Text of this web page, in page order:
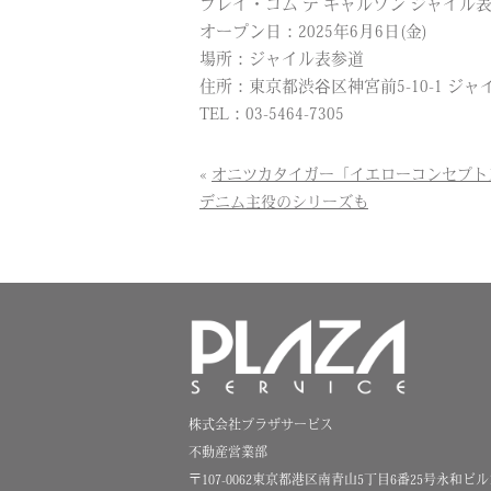
プレイ・コム デ ギャルソン ジャイル
オープン日：2025年6月6日(金)
場所：ジャイル表参道
住所：東京都渋谷区神宮前5-10-1 ジャ
TEL：03-5464-7305
« オニツカタイガー「イエローコンセプ
デニム主役のシリーズも
株式会社プラザサービス
不動産営業部
〒107-0062東京都港区南青山5丁目6番25号永和ビル